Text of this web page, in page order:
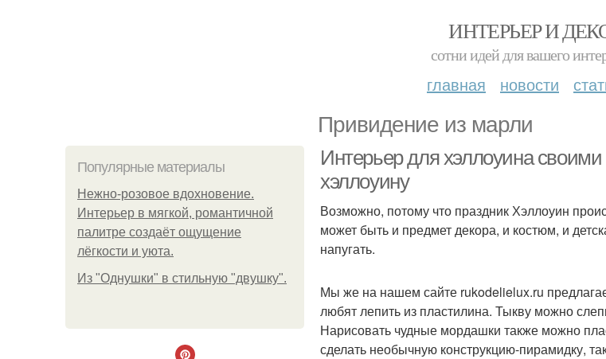
ИНТЕРЬЕР И
сотни идей для вашего
главная новости
Привидение из марли
Популярные материалы
Нежно-розовое вдохновение.
Интерьер в мягкой, романтичной
палитре создаёт ощущение
лёгкости и уюта.
Из "Однушки" в стильную "двушку".
Интерьер для хэллоуина своими
хэллоуину
Возможно, потому что праздник Хэллоуин
может быть и предмет декора, и костюм, и
напугать.
Мы же на нашем сайте rukodelielux.ru
любят лепить из пластилина. Тыкву можно
Нарисовать чудные мордашки также можно
сделать необычную конструкцию-пирамидку,